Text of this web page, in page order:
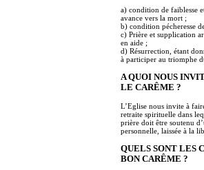
a) condition de faiblesse
avance vers la mort ;
b) condition pécheresse
c) Prière et supplication
en aide ;
d) Résurrection, étant
à participer au triomphe
A QUOI NOUS
LE CARÊME ?
L’Eglise nous invite à
retraite spirituelle dans
prière doit être soutenu
personnelle, laissée à la
QUELS SONT LES
BON CARÊME ?